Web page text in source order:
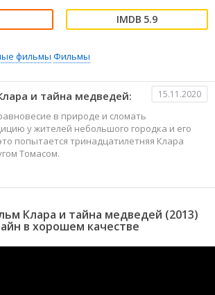
5.9
фильмы Фильмы
и тайна медведей: 15.11.2020
в природе и сломать
у жителей небольшого городка и его
попытается тринадцатилетняя Клара
Томасом.
Клара и тайна медведей (2013)
в хорошем качестве